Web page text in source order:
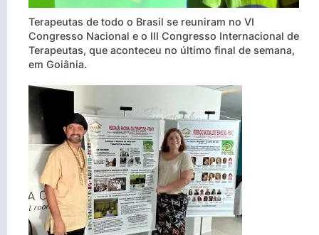
Terapeutas de todo o Brasil se reuniram no VI
Congresso Nacional e o III Congresso Internacional de
Terapeutas, que aconteceu no último final de semana,
em Goiânia.